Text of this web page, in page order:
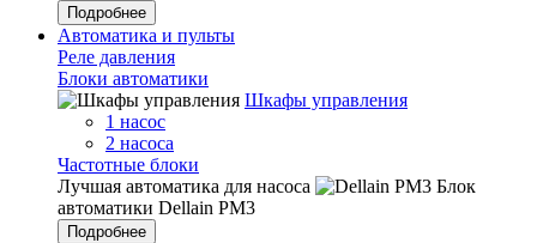
Подробнее
Автоматика и пульты
Реле давления
Блоки автоматики
Шкафы управления
1 насос
2 насоса
Частотные блоки
Лучшая автоматика для насоса
Блок
автоматики Dellain PM3
Подробнее